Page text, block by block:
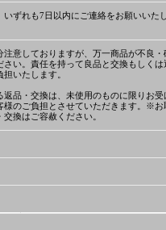
いずれも7日以内にご連絡をお願いいた
注意しておりますが、万一商品が不良
さい。責任を持って良品と交換もしく
いたします。
返品・交換は、未使用のものに限りお
様のご負担とさせていただきます。※
換はご容赦ください。